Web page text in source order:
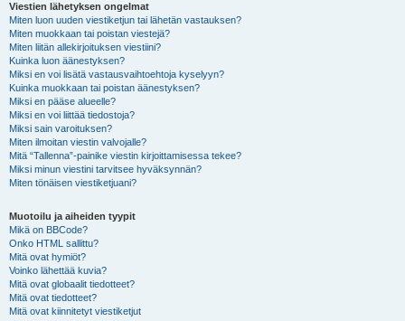
Viestien lähetyksen ongelmat
Miten luon uuden viestiketjun tai lähetän vastauksen?
Miten muokkaan tai poistan viestejä?
Miten liitän allekirjoituksen viestiini?
Kuinka luon äänestyksen?
Miksi en voi lisätä vastausvaihtoehtoja kyselyyn?
Kuinka muokkaan tai poistan äänestyksen?
Miksi en pääse alueelle?
Miksi en voi liittää tiedostoja?
Miksi sain varoituksen?
Miten ilmoitan viestin valvojalle?
Mitä “Tallenna”-painike viestin kirjoittamisessa tekee?
Miksi minun viestini tarvitsee hyväksynnän?
Miten tönäisen viestiketjuani?
Muotoilu ja aiheiden tyypit
Mikä on BBCode?
Onko HTML sallittu?
Mitä ovat hymiöt?
Voinko lähettää kuvia?
Mitä ovat globaalit tiedotteet?
Mitä ovat tiedotteet?
Mitä ovat kiinnitetyt viestiketjut